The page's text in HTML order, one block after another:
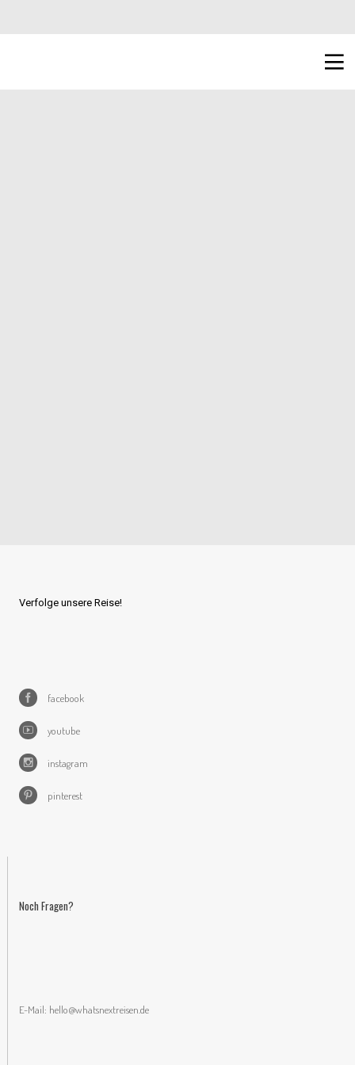
Verfolge unsere Reise!
facebook
youtube
instagram
pinterest
Noch Fragen?
E-Mail: hello@whatsnextreisen.de